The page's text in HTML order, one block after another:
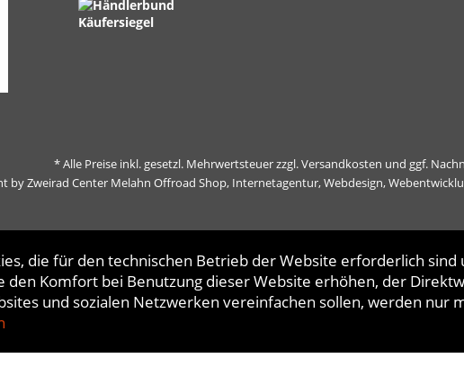
* Alle Preise inkl. gesetzl. Mehrwertsteuer zzgl.Versandkosten und ggf.
by Zweirad Center Melahn Offroad Shop, Internetagentur, Webdesign,
die für den technischen Betrieb der Website erforderlich sind
den Komfort bei Benutzung dieser Website erhöhen, der
und sozialen Netzwerken vereinfachen sollen, werden nur